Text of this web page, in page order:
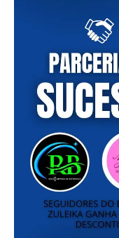
Donec quis est ac
Orci varius
Pro
Full member
Etiam est nibh,
Praesent
Ut mollis
Nullam eu erat